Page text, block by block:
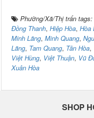
Phường/Xã/Thị trấn tags:
Đồng Thanh, Hiệp Hòa, Hòa
Minh Lãng, Minh Quang,
Lãng, Tam Quang, Tân Hòa,
Việt Hùng, Việt Thuận, Vũ
Xuân Hòa
SHOP